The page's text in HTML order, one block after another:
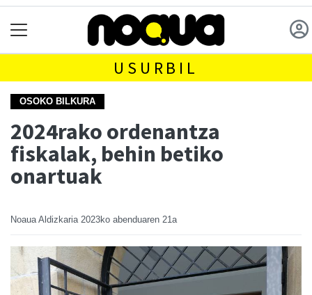
USURBIL
OSOKO BILKURA
2024rako ordenantza
fiskalak, behin betiko
onartuak
Noaua Aldizkaria 2023ko abenduaren 21a